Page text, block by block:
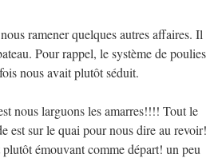
ramener quelques autres affaires. Il
Pour rappel, le système de poulies
nous avait plutôt séduit.
nous larguons les amarres!!!! Tout le
est sur le quai pour nous dire au revoir!
plutôt émouvant comme départ! un peu